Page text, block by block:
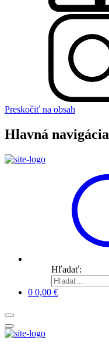
Preskočiť na obsah
Hlavná navigácia
Hľadať:
0 0,00 €